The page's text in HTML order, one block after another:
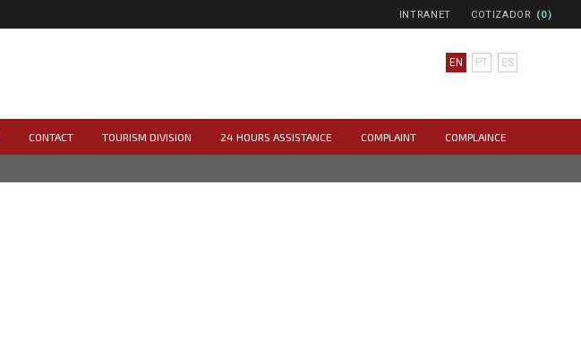
INTRANET COTIZADOR (0)
EN PT ES
CONTACT TOURISM DIVISION 24 HOURS ASSISTANCE COMPLAINT COMPLAINCE